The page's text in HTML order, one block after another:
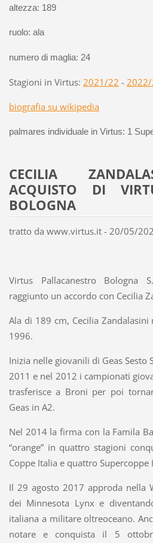
altezza: 189
ruolo: ala
numero di maglia: 24
Stagioni in Virtus: 2021/22 -
biografia su wikipedia
palmares individuale in Virtus: 1
CECILIA
ACQUISTO DI
BOLOGNA
tratto da www.virtus.it - 20/05/
Virtus Pallacanestro Bologna
raggiunto un accordo con Cecilia
Ala di 189 cm, Cecilia
1996.
Inizia nelle giovanili di Geas Sesto
2011 e nel 2012 i campionati
trasferisce a Broni per poi
Geas in A2.
Nel 2014 la firma con la Famila
“orange” in quattro stagioni
Coppe Italia e quattro Supercoppe
Il 29 agosto 2017 approda nella
dei Minnesota Lynx e
italiana a militare oltreoceano.
notare e conquista il 5